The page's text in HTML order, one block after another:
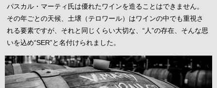
パスカル・マーティ氏は優れたワインを造ることはできません。
その年ごとの天候、土壌（テロワール）はワインの中でも重視さ
れる要素ですが、それと同じくらい大切な、“人”の存在、そんな思
いを込め“SER”と名付けられました。